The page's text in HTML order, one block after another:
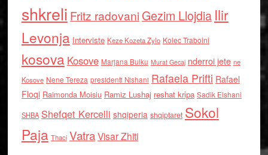
shkreli Fritz radovaniGezim Llojdia Ilir
Levonja Interviste Keze Kozeta Zylo Kolec Traboini
kosova Kosove Marjana Bulku Murat Gecaj nderroi jete ne
Kosove Nene Tereza presidenti Nishani Rafaela Prifti Rafael
Floqi Raimonda Moisiu Ramiz Lushaj reshat kripa Sadik Elshani
SHBA Shefqet Kercelli shqiperia shqiptaret Sokol
Paja Thaci VatraVisar Zhiti